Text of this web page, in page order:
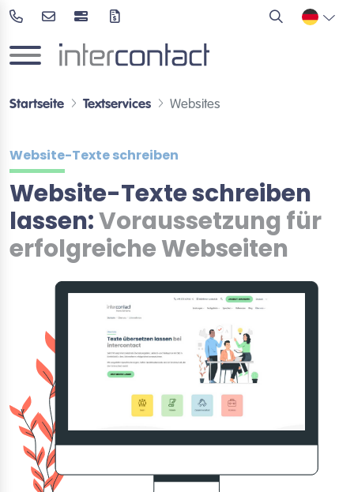
Startseite Textservices Websites
Website-Texte schreiben
Website-Texte schreiben
lassen:Voraussetzung für
erfolgreiche Webseiten